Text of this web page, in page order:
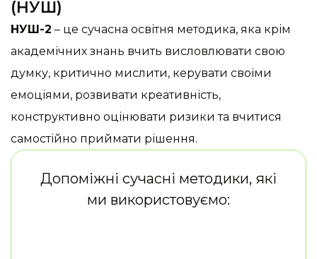
(НУШ)
НУШ-2 – це сучасна освітня методика, яка крім
академічних знань вчить висловлювати свою
думку, критично мислити, керувати своїми
емоціями, розвивати креативність,
конструктивно оцінювати ризики та вчитися
самостійно приймати рішення.
Допоміжні сучасні методики, які
ми використовуємо: